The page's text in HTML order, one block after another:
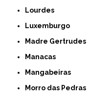
Lourdes
Luxemburgo
Madre Gertrudes
Manacas
Mangabeiras
Morro das Pedras